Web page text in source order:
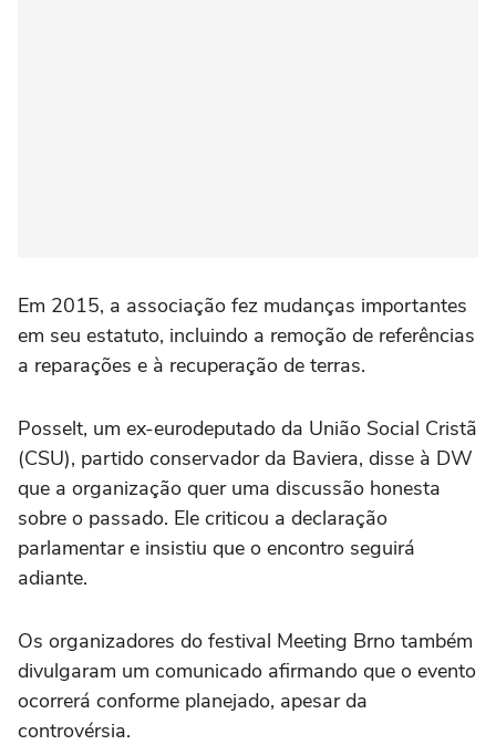
Em 2015, a associação fez mudanças importantes
em seu estatuto, incluindo a remoção de referências
a reparações e à recuperação de terras.
Posselt, um ex-eurodeputado da União Social Cristã
(CSU), partido conservador da Baviera, disse à DW
que a organização quer uma discussão honesta
sobre o passado. Ele criticou a declaração
parlamentar e insistiu que o encontro seguirá
adiante.
Os organizadores do festival Meeting Brno também
divulgaram um comunicado afirmando que o evento
ocorrerá conforme planejado, apesar da
controvérsia.